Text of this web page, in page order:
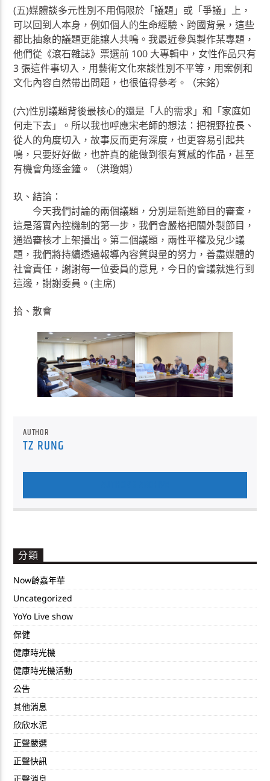
(五)媒體談多元性別不用侷限於「議題」或「爭議」上，
可以回到人本身，例如個人的生命經驗、跨國背景，這些
都比抽象的議題更能讓人共鳴。我最近參與製作某專題，
他們從《滾石雜誌》票選前 100 大專輯中，女性作品只有
3 張這件事切入，用藝術文化來談性別不平等，用案例和
文化內容自然帶出問題，也很值得參考。（宋銘）
(六)性別議題背後最核心的還是「人的需求」和「家庭如
何走下去」。所以我也呼應宋老師的想法：把視野拉長、
從人的角度切入，故事反而更有深度，也更容易引起共
鳴，只要好好做，也許真的能做到很有質感的作品，甚至
有機會角逐金鐘。（洪瓊娟）
玖、結論：
今天我們討論的兩個議題，分別是新進節目的審查，
這是落實內控機制的第一步，我們會嚴格把關外製節目，
通過審核才上架播出。第二個議題，兩性平權及兒少議
題，我們將持續透過報導內容質與量的努力，善盡媒體的
社會責任，謝謝每一位委員的意見，今日的會議就進行到
這邊，謝謝委員。(主席)
拾、散會
AUTHOR
TZ RUNG
分類
Now齡嘉年華
Uncategorized
YoYo Live show
保健
健康時光機
健康時光機活動
公告
其他消息
欣欣水泥
正聲嚴選
正聲快訊
正聲消息